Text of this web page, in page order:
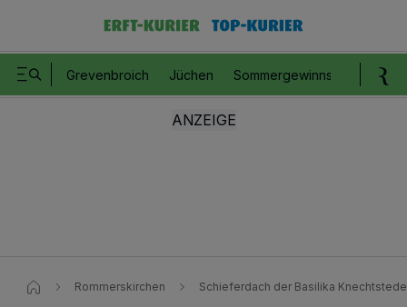
Grevenbroich Jüchen Sommergewinnspiel
Rommerskirchen Schieferdach der Basilika